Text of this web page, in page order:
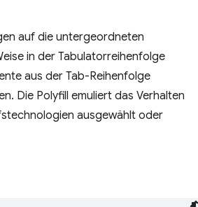
auf die untergeordneten
in der Tabulatorreihenfolge
aus der Tab-Reihenfolge
Die Polyfill emuliert das Verhalten
ausgewählt oder